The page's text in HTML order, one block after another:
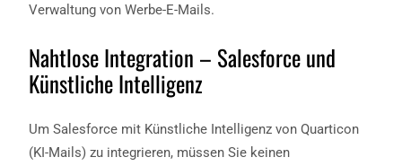
Verwaltung von Werbe-E-Mails.
Nahtlose Integration – Salesforce und
Künstliche Intelligenz
Um Salesforce mit Künstliche Intelligenz von Quarticon
(KI-Mails) zu integrieren, müssen Sie keinen